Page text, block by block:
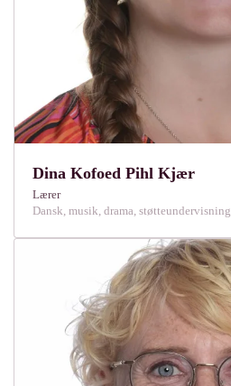
Dina Kofoed Pihl Kjær
Lærer
Dansk, musik, drama, støtteundervisning